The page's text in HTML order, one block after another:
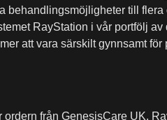
till
RayStation i vår portfölj
att vara särskilt gynnsamt
ordern från GenesisCare UK.